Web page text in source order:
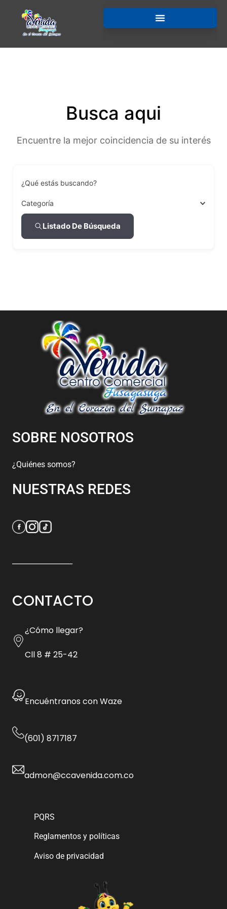
Busca aqui
Encuentre la mejor coincidencia de su interés
¿Qué estás buscando?
Categoría
Listado De Búsqueda
SOBRE NOSOTROS
¿Quiénes somos?
NUESTRAS REDES
CONTACTO
¿Cómo llegar?
Cll 8 # 25-42
Encuéntranos con Waze
(601) 8717187
admon@ccavenida.com.co
PQRS
Reglamentos y políticas
Aviso de privacidad